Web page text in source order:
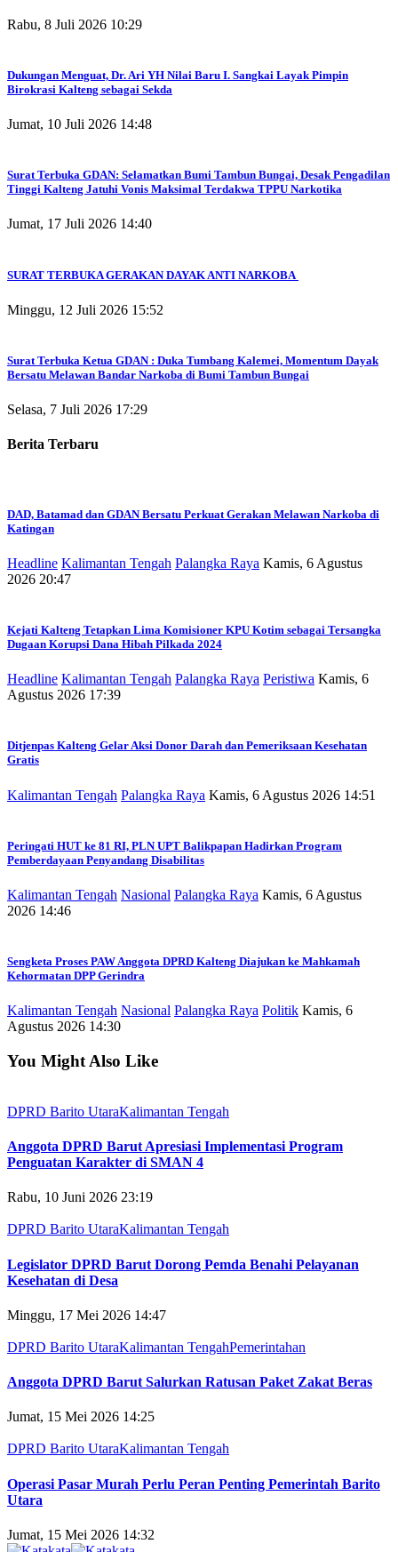
Rabu, 8 Juli 2026 10:29
Dukungan Menguat, Dr. Ari YH Nilai Baru I. Sangkai Layak Pimpin
Birokrasi Kalteng sebagai Sekda
Jumat, 10 Juli 2026 14:48
Surat Terbuka GDAN: Selamatkan Bumi Tambun Bungai, Desak Pengadilan
Tinggi Kalteng Jatuhi Vonis Maksimal Terdakwa TPPU Narkotika
Jumat, 17 Juli 2026 14:40
SURAT TERBUKA GERAKAN DAYAK ANTI NARKOBA
Minggu, 12 Juli 2026 15:52
Surat Terbuka Ketua GDAN : Duka Tumbang Kalemei, Momentum Dayak
Bersatu Melawan Bandar Narkoba di Bumi Tambun Bungai
Selasa, 7 Juli 2026 17:29
Berita Terbaru
DAD, Batamad dan GDAN Bersatu Perkuat Gerakan Melawan Narkoba di
Katingan
Headline Kalimantan Tengah Palangka Raya Kamis, 6 Agustus
2026 20:47
Kejati Kalteng Tetapkan Lima Komisioner KPU Kotim sebagai Tersangka
Dugaan Korupsi Dana Hibah Pilkada 2024
Headline Kalimantan Tengah Palangka Raya Peristiwa Kamis, 6
Agustus 2026 17:39
Ditjenpas Kalteng Gelar Aksi Donor Darah dan Pemeriksaan Kesehatan
Gratis
Kalimantan Tengah Palangka Raya Kamis, 6 Agustus 2026 14:51
Peringati HUT ke 81 RI, PLN UPT Balikpapan Hadirkan Program
Pemberdayaan Penyandang Disabilitas
Kalimantan Tengah Nasional Palangka Raya Kamis, 6 Agustus
2026 14:46
Sengketa Proses PAW Anggota DPRD Kalteng Diajukan ke Mahkamah
Kehormatan DPP Gerindra
Kalimantan Tengah Nasional Palangka Raya Politik Kamis, 6
Agustus 2026 14:30
You Might Also Like
DPRD Barito UtaraKalimantan Tengah
Anggota DPRD Barut Apresiasi Implementasi Program
Penguatan Karakter di SMAN 4
Rabu, 10 Juni 2026 23:19
DPRD Barito UtaraKalimantan Tengah
Legislator DPRD Barut Dorong Pemda Benahi Pelayanan
Kesehatan di Desa
Minggu, 17 Mei 2026 14:47
DPRD Barito UtaraKalimantan TengahPemerintahan
Anggota DPRD Barut Salurkan Ratusan Paket Zakat Beras
Jumat, 15 Mei 2026 14:25
DPRD Barito UtaraKalimantan Tengah
Operasi Pasar Murah Perlu Peran Penting Pemerintah Barito
Utara
Jumat, 15 Mei 2026 14:32